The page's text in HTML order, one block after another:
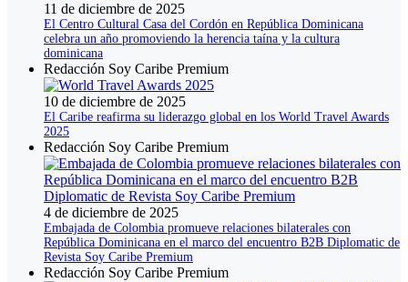
11 de diciembre de 2025
El Centro Cultural Casa del Cordón en República Dominicana
celebra un año promoviendo la herencia taína y la cultura
dominicana
Redacción Soy Caribe Premium
10 de diciembre de 2025
El Caribe reafirma su liderazgo global en los World Travel Awards
2025
Redacción Soy Caribe Premium
4 de diciembre de 2025
Embajada de Colombia promueve relaciones bilaterales con
República Dominicana en el marco del encuentro B2B Diplomatic de
Revista Soy Caribe Premium
Redacción Soy Caribe Premium